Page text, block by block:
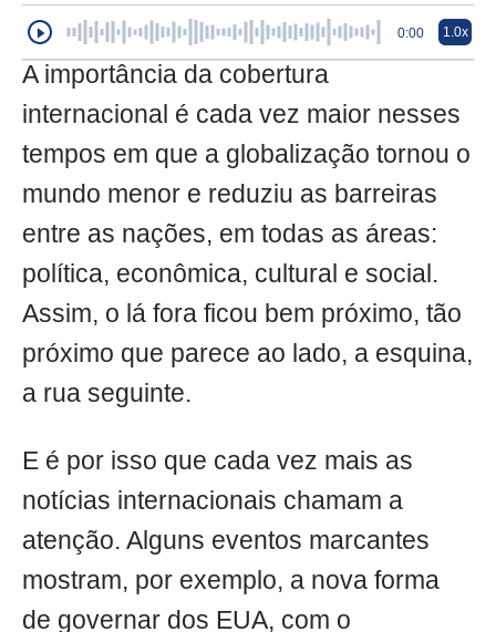
0:00 1.0x
A importância da cobertura
internacional é cada vez maior nesses
tempos em que a globalização tornou o
mundo menor e reduziu as barreiras
entre as nações, em todas as áreas:
política, econômica, cultural e social.
Assim, o lá fora ficou bem próximo, tão
próximo que parece ao lado, a esquina,
a rua seguinte.
E é por isso que cada vez mais as
notícias internacionais chamam a
atenção. Alguns eventos marcantes
mostram, por exemplo, a nova forma
de governar dos EUA, com o